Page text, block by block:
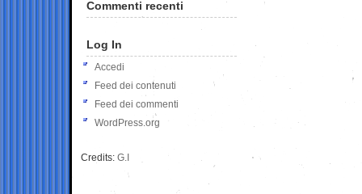
Commenti recenti
Log In
Accedi
Feed dei contenuti
Feed dei commenti
WordPress.org
Credits: G.I